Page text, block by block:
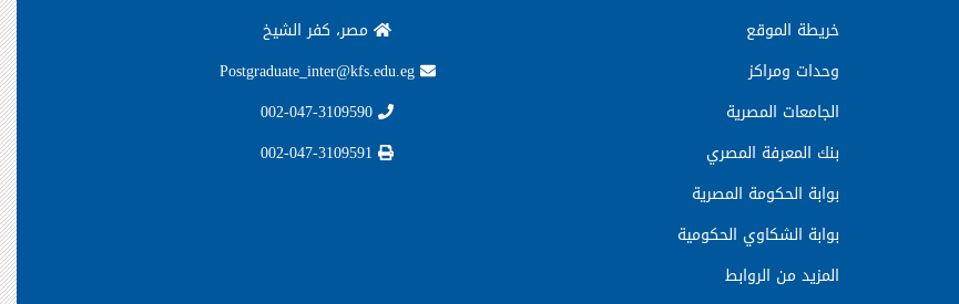
خريطة الموقع
وحدات ومراكز
الجامعات المصرية
بنك المعرفة المصري
بوابة الحكومة المصرية
بوابة الشكاوي الحكومية
المزيد من الروابط
مصر، كفر الشيخ
Postgraduate_inter@kfs.edu.eg